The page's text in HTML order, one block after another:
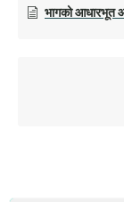
भागको आधारभूत